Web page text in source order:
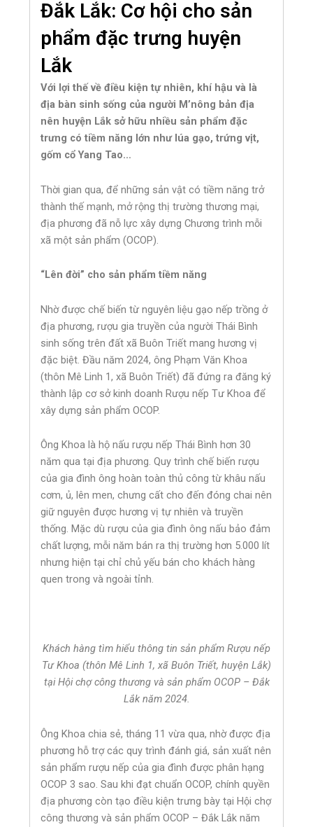
Đắk Lắk: Cơ hội cho sản
phẩm đặc trưng huyện
Lắk
Với lợi thế về điều kiện tự nhiên, khí hậu và là
địa bàn sinh sống của người M’nông bản địa
nên huyện Lắk sở hữu nhiều sản phẩm đặc
trưng có tiềm năng lớn như lúa gạo, trứng vịt,
gốm cổ Yang Tao…
Thời gian qua, để những sản vật có tiềm năng trở
thành thế mạnh, mở rộng thị trường thương mại,
địa phương đã nỗ lực xây dựng Chương trình mỗi
xã một sản phẩm (OCOP).
“Lên đời” cho sản phẩm tiềm năng
Nhờ được chế biến từ nguyên liệu gạo nếp trồng ở
địa phương, rượu gia truyền của người Thái Bình
sinh sống trên đất xã Buôn Triết mang hương vị
đặc biệt. Đầu năm 2024, ông Phạm Văn Khoa
(thôn Mê Linh 1, xã Buôn Triết) đã đứng ra đăng ký
thành lập cơ sở kinh doanh Rượu nếp Tư Khoa để
xây dựng sản phẩm OCOP.
Ông Khoa là hộ nấu rượu nếp Thái Bình hơn 30
năm qua tại địa phương. Quy trình chế biến rượu
của gia đình ông hoàn toàn thủ công từ khâu nấu
cơm, ủ, lên men, chưng cất cho đến đóng chai nên
giữ nguyên được hương vị tự nhiên và truyền
thống. Mặc dù rượu của gia đình ông nấu bảo đảm
chất lượng, mỗi năm bán ra thị trường hơn 5.000 lít
nhưng hiện tại chỉ chủ yếu bán cho khách hàng
quen trong và ngoài tỉnh.
Khách hàng tìm hiểu thông tin sản phẩm Rượu nếp
Tư Khoa (thôn Mê Linh 1, xã Buôn Triết, huyện Lắk)
tại Hội chợ công thương và sản phẩm OCOP – Đắk
Lắk năm 2024.
Ông Khoa chia sẻ, tháng 11 vừa qua, nhờ được địa
phương hỗ trợ các quy trình đánh giá, sản xuất nên
sản phẩm rượu nếp của gia đình được phân hạng
OCOP 3 sao. Sau khi đạt chuẩn OCOP, chính quyền
địa phương còn tạo điều kiện trưng bày tại Hội chợ
công thương và sản phẩm OCOP – Đắk Lắk năm